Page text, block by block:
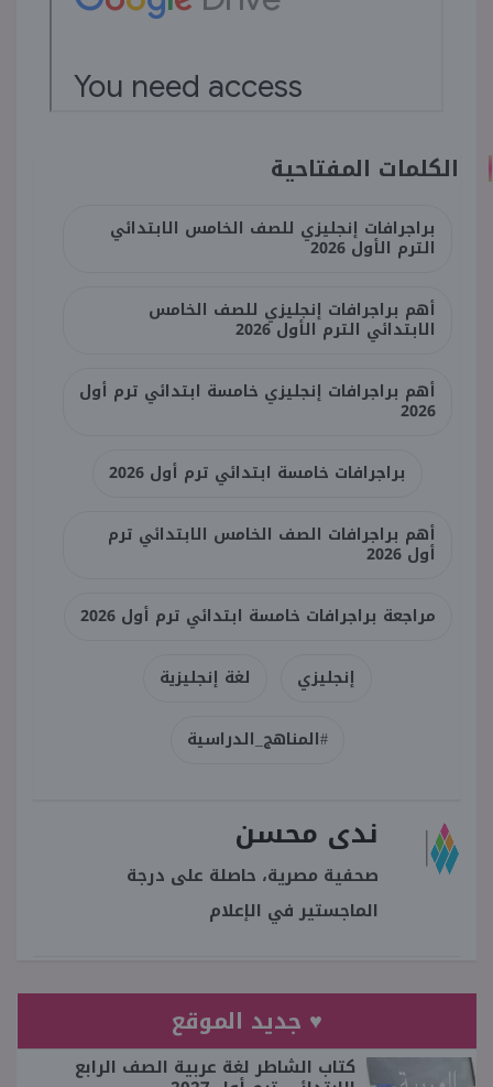
الكلمات المفتاحية
براجرافات إنجليزي للصف الخامس الابتدائي
الترم الأول 2026
أهم براجرافات إنجليزي للصف الخامس
الابتدائي الترم الأول 2026
أهم براجرافات إنجليزي خامسة ابتدائي ترم أول
2026
براجرافات خامسة ابتدائي ترم أول 2026
أهم براجرافات الصف الخامس الابتدائي ترم
أول 2026
مراجعة براجرافات خامسة ابتدائي ترم أول 2026
إنجليزي لغة إنجليزية
#المناهج_الدراسية
ندى محسن
صحفية مصرية، حاصلة على درجة
الماجستير في الإعلام
♥ جديد الموقع
كتاب الشاطر لغة عربية الصف الرابع